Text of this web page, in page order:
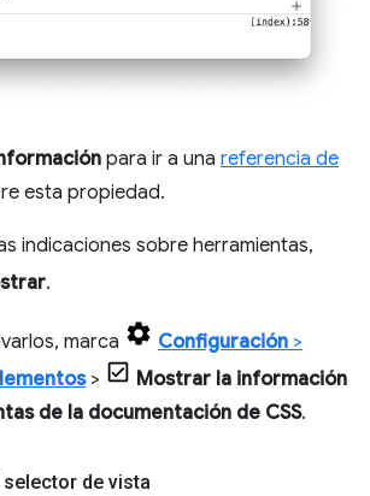
para ir a una referencia de
esta propiedad.
indicaciones sobre herramientas,
.
marca Configuración >
>
Mostrar la información
de la documentación de CSS.
de vista